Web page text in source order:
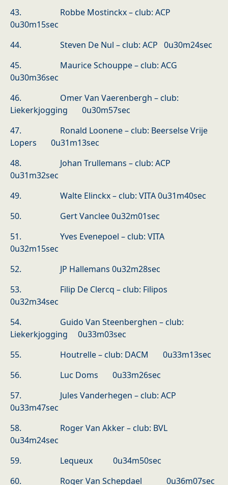
43. Robbe Mostinckx – club: ACP
0u30m15sec
44. Steven De Nul – club: ACP 0u30m24sec
45. Maurice Schouppe – club: ACG
0u30m36sec
46. Omer Van Vaerenbergh – club:
Liekerkjogging 0u30m57sec
47. Ronald Loonene – club: Beerselse Vrije
Lopers 0u31m13sec
48. Johan Trullemans – club: ACP
0u31m32sec
49. Walte Elinckx – club: VITA 0u31m40sec
50. Gert Vanclee 0u32m01sec
51. Yves Evenepoel – club: VITA
0u32m15sec
52. JP Hallemans 0u32m28sec
53. Filip De Clercq – club: Filipos
0u32m34sec
54. Guido Van Steenberghen – club:
Liekerkjogging 0u33m03sec
55. Houtrelle – club: DACM 0u33m13sec
56. Luc Doms 0u33m26sec
57. Jules Vanderhegen – club: ACP
0u33m47sec
58. Roger Van Akker – club: BVL
0u34m24sec
59. Lequeux 0u34m50sec
60. Roger Van Schepdael 0u36m07sec